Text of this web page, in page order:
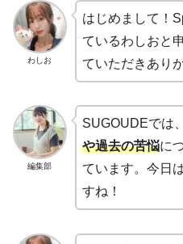
わしお
はじめまして！
ているわしおと
ていただきあり
編集部
SUGOUDEでは
や過去の苦悩に
ています。今日
すね！